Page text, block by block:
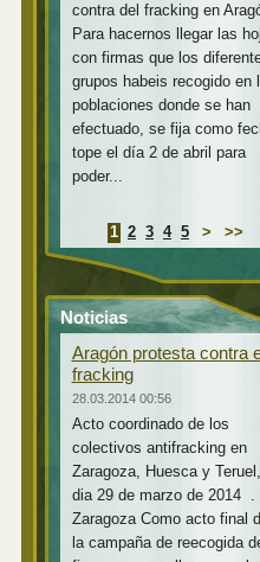
contra del fracking en
Para hacernos llegar las
con firmas que los
grupos habeis recogido en
poblaciones donde se han
efectuado, se fija como
tope el día 2 de abril para
poder...
1 2 3 4 5 > >>
Noticias
Aragón protesta contra
fracking
28.03.2014 00:56
Acto coordinado de los
colectivos antifracking en
Zaragoza, Huesca y
dia 29 de marzo de 2014 .
Zaragoza Como acto final
la campaña de reecogida